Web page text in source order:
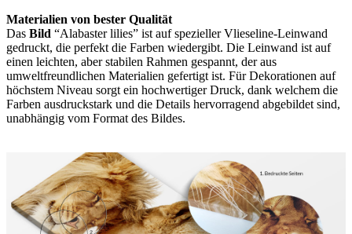
Materialien von bester Qualität
Das Bild “Alabaster lilies” ist auf spezieller Vlieseline-Leinwand
gedruckt, die perfekt die Farben wiedergibt. Die Leinwand ist auf
einen leichten, aber stabilen Rahmen gespannt, der aus
umweltfreundlichen Materialien gefertigt ist. Für Dekorationen auf
höchstem Niveau sorgt ein hochwertiger Druck, dank welchem die
Farben ausdruckstark und die Details hervorragend abgebildet sind,
unabhängig vom Format des Bildes.